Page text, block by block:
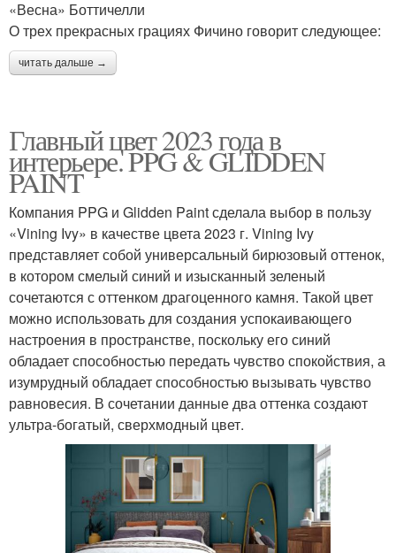
«Весна» Боттичелли
О трех прекрасных грациях Фичино говорит следующее:
читать дальше →
Главный цвет 2023 года в
интерьере. PPG & GLIDDEN
PAINT
Компания PPG и Glidden Paint сделала выбор в пользу
«Vining Ivy» в качестве цвета 2023 г. Vining Ivy
представляет собой универсальный бирюзовый оттенок,
в котором смелый синий и изысканный зеленый
сочетаются с оттенком драгоценного камня. Такой цвет
можно использовать для создания успокаивающего
настроения в пространстве, поскольку его синий
обладает способностью передать чувство спокойствия, а
изумрудный обладает способностью вызывать чувство
равновесия. В сочетании данные два оттенка создают
ультра-богатый, сверхмодный цвет.